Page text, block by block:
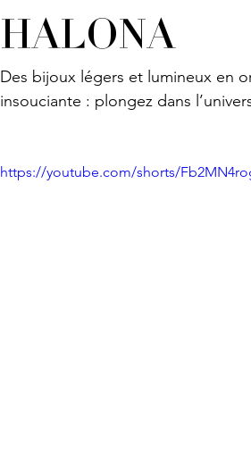
HALONA
Des bijoux légers et lumineux en
insouciante : plongez dans
https://youtube.com/shorts/